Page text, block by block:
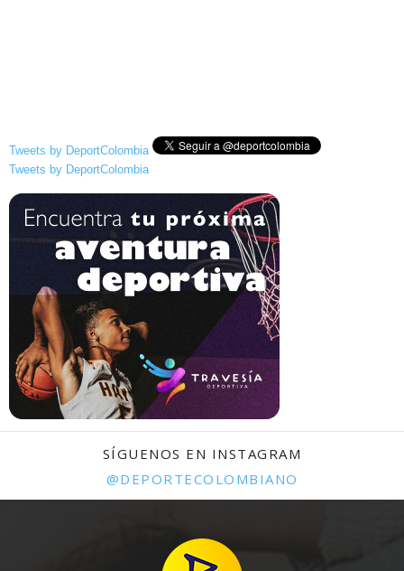
Tweets by DeportColombia
Tweets by DeportColombia
SÍGUENOS EN INSTAGRAM
@DEPORTECOLOMBIANO